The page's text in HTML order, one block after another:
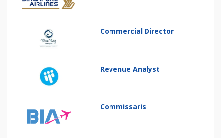
Commercial Director
Revenue Analyst
Commissaris